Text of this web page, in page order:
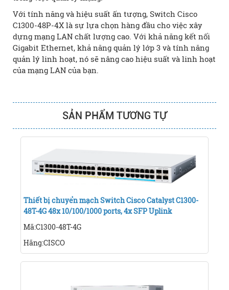
Với tính năng và hiệu suất ấn tượng, Switch Cisco
C1300-48P-4X là sự lựa chọn hàng đầu cho việc xây
dựng mạng LAN chất lượng cao. Với khả năng kết nối
Gigabit Ethernet, khả năng quản lý lớp 3 và tính năng
quản lý linh hoạt, nó sẽ nâng cao hiệu suất và linh hoạt
của mạng LAN của bạn.
SẢN PHẨM TƯƠNG TỰ
Thiết bị chuyển mạch Switch Cisco Catalyst C1300-
48T-4G 48x 10/100/1000 ports, 4x SFP Uplink
Mã:C1300-48T-4G
Hãng:CISCO